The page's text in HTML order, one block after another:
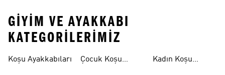
GIYIM VE AYAKKABI
KATEGORILERIMIZ
Koşu Ayakkabıları
Çocuk Koşu
Kadın Koşu